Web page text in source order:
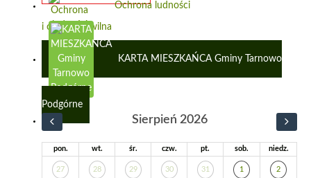
Ochrona ludności
i obrona cywilna
KARTA MIESZKAŃCA Gminy Tarnowo
Podgórne
Sierpień 2026
pon. wt. śr. czw. pt. sob. niedz.
27 28 29 30 31 1 2